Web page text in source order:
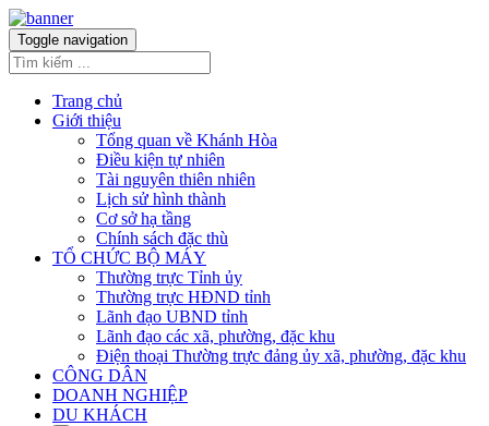
Toggle navigation
Trang chủ
Giới thiệu
Tổng quan về Khánh Hòa
Điều kiện tự nhiên
Tài nguyên thiên nhiên
Lịch sử hình thành
Cơ sở hạ tầng
Chính sách đặc thù
TỔ CHỨC BỘ MÁY
Thường trực Tỉnh ủy
Thường trực HĐND tỉnh
Lãnh đạo UBND tỉnh
Lãnh đạo các xã, phường, đặc khu
Điện thoại Thường trực đảng ủy xã, phường, đặc khu
CÔNG DÂN
DOANH NGHIỆP
DU KHÁCH